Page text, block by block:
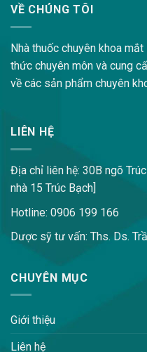
VỀ CHÚNG TÔI
Nhà thuốc chuyên khoa
thức chuyên môn và cung
về các sản phẩm chuyên
LIÊN HỆ
Địa chỉ liên hệ: 30B ngõ
nhà 15 Trúc Bạch]
Hotline: 0906 199 166
Dược sỹ tư vấn: Ths. Ds.
CHUYÊN MỤC
Giới thiệu
Liên hệ